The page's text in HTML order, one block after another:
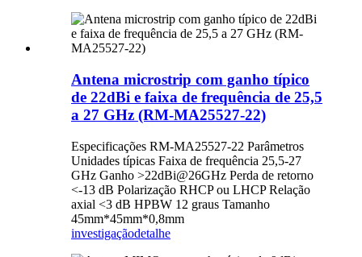
Antena microstrip com ganho típico
de 22dBi e faixa de frequência de 25,5
a 27 GHz (RM-MA25527-22)
Especificações RM-MA25527-22 Parâmetros
Unidades típicas Faixa de frequência 25,5-27
GHz Ganho >22dBi@26GHz Perda de retorno
<-13 dB Polarização RHCP ou LHCP Relação
axial <3 dB HPBW 12 graus Tamanho
45mm*45mm*0,8mm
investigaçãodetalhe